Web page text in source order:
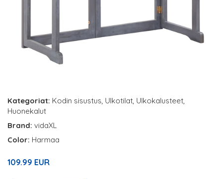
Kategoriat: Kodin sisustus, Ulkotilat, Ulkokalusteet,
Huonekalut
Brand: vidaXL
Color: Harmaa
109.99 EUR